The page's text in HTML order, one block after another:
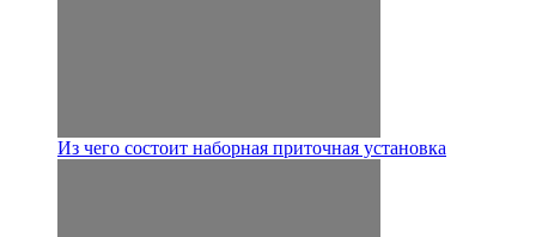
Из чего состоит наборная приточная установка